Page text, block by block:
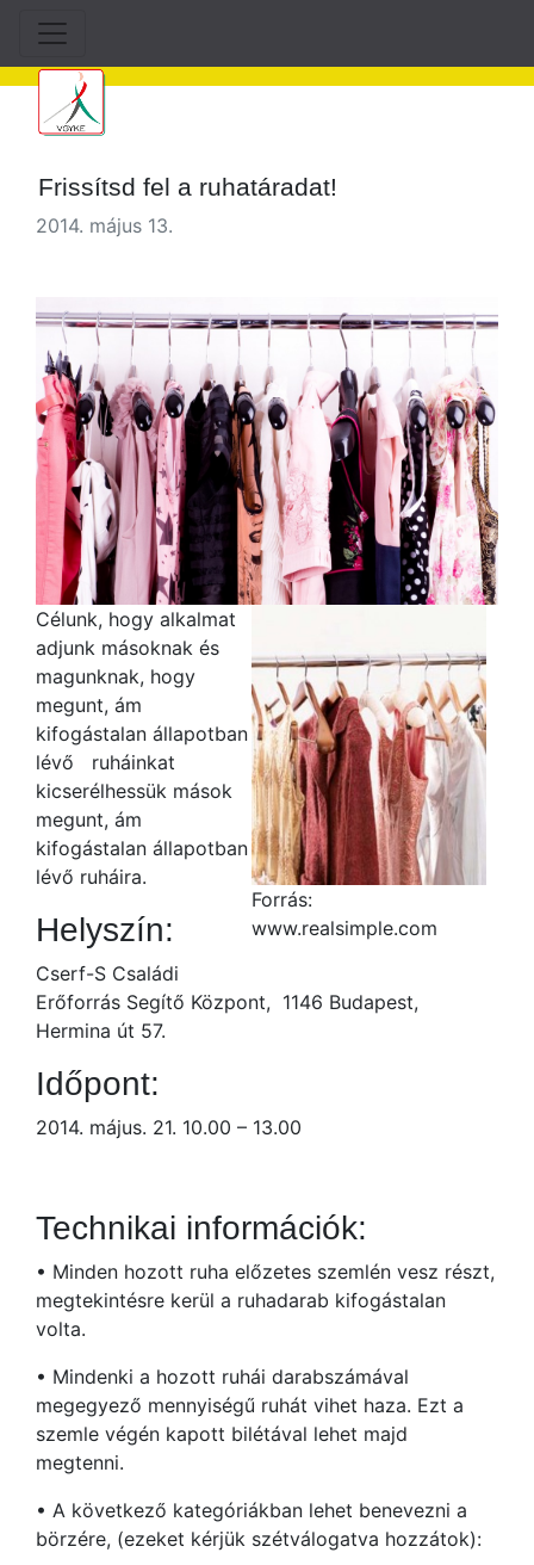
Frissítsd fel a ruhatáradat!
2014. május 13.
Forrás:
www.realsimple.com
Célunk, hogy alkalmat
adjunk másoknak és
magunknak, hogy
megunt, ám
kifogástalan állapotban
lévő ruháinkat
kicserélhessük mások
megunt, ám
kifogástalan állapotban
lévő ruháira.
Helyszín:
Cserf-S Családi
Erőforrás Segítő Központ, 1146 Budapest,
Hermina út 57.
Időpont:
2014. május. 21. 10.00 – 13.00
Technikai információk:
• Minden hozott ruha előzetes szemlén vesz részt,
megtekintésre kerül a ruhadarab kifogástalan
volta.
• Mindenki a hozott ruhái darabszámával
megegyező mennyiségű ruhát vihet haza. Ezt a
szemle végén kapott bilétával lehet majd
megtenni.
• A következő kategóriákban lehet benevezni a
börzére, (ezeket kérjük szétválogatva hozzátok):